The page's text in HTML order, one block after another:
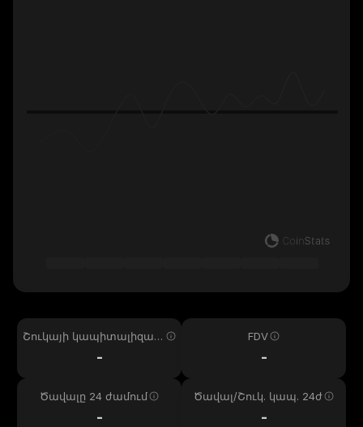
Շուկայի կապիտալիզաց
-
FDV
-
Ծավալը 24 ժամում
-
Ծավալ/Շուկ. կապ. 24ժ
-